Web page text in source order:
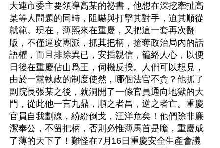
大連市委主要領導高某的祕書，他想在深挖牽扯高
某等人問題的同時，阻嚇與打擊其對手，迫其順從
就範。現在，薄熙來在重慶，又把這一套再次翻
版，不僅逼攻團派，抓其把柄，搶奪政治局內的話
語權，而且排除異已，安插親信，籠絡人心，以便
日後在重慶佔山爲王，伺機反撲。人們可以想見，
由於一黨執政的制度使然，哪個法官不貪？他抓了
副院長張某之後，就洞開了一條官員通向地獄的大
門，從此他一言九鼎，順之者昌，逆之者亡。重慶
官員自我劃線，紛紛倒戈，汪洋危矣！他們除非廉
潔奉公，不留把柄，否則必惟薄馬首是瞻，重慶成
了薄的天下了！難怪在7月16日重慶安全生產會議